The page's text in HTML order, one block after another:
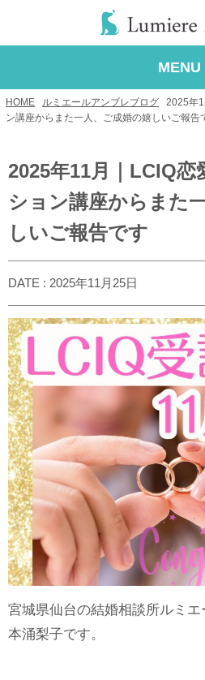
MENU
HOME ルミエールアンブレブログ
2025年
ン講座からまた一人、ご成婚の嬉しいご報告
2025年11月｜LCIQ恋
ション講座からまた
しいご報告です
DATE : 2025年11月25日
宮城県仙台の結婚相談所ルミ
本涌梨子です。